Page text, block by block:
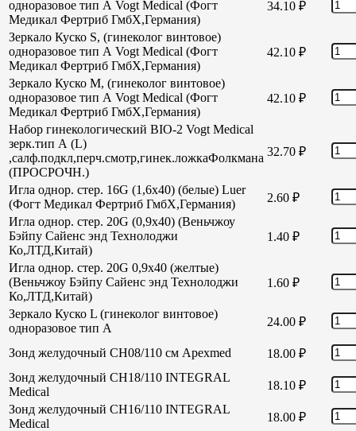
одноразовое тип А Vogt Medical (Фогт
Медикал Фертриб ГмбХ,Германия)
34.10 ₽
Зеркало Куско S, (гинеколог винтовое)
одноразовое тип А Vogt Medical (Фогт
Медикал Фертриб ГмбХ,Германия)
42.10 ₽
Зеркало Куско М, (гинеколог винтовое)
одноразовое тип А Vogt Medical (Фогт
Медикал Фертриб ГмбХ,Германия)
42.10 ₽
Набор гинекологический BIO-2 Vogt Medical
зерк.тип А (L)
,салф.подкл,перч.смотр,гинек.ложкаФолкмана
(ПРОСРОЧН.)
32.70 ₽
Игла однор. стер. 16G (1,6х40) (белые) Luer
(Фогт Медикал Фертриб ГмбХ,Германия)
2.60 ₽
Игла однор. стер. 20G (0,9х40) (Веньчжоу
Бэйпу Сайенс энд Технолоджи
Ко,ЛТД,Китай)
1.40 ₽
Игла однор. стер. 20G 0,9х40 (желтые)
(Веньчжоу Бэйпу Сайенс энд Технолоджи
Ко,ЛТД,Китай)
1.60 ₽
Зеркало Куско L (гинеколог винтовое)
одноразовое тип А
24.00 ₽
Зонд желудочный СН08/110 см Apexmed 18.00 ₽
Зонд желудочный СН18/110 INTEGRAL
Medical
18.10 ₽
Зонд желудочный СН16/110 INTEGRAL
Medical
18.00 ₽